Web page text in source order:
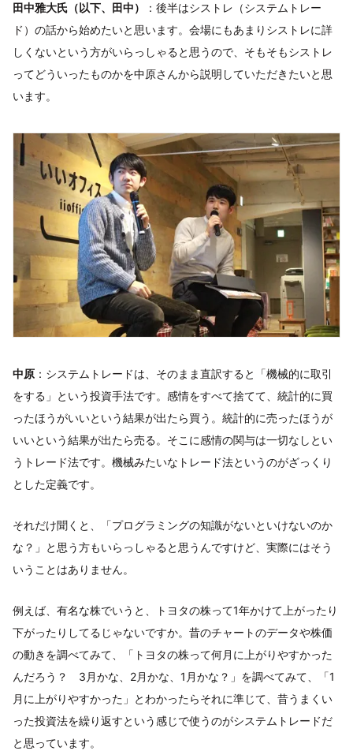
田中雅大氏（以下、田中）
：後半はシストレ（システムトレー
ド）の話から始めたいと思います。会場にもあまりシストレに詳
しくないという方がいらっしゃると思うので、そもそもシストレ
ってどういったものかを中原さんから説明していただきたいと思
います。
中原 ：システムトレードは、そのまま直訳すると「機械的に取引
をする」という投資手法です。感情をすべて捨てて、統計的に買
ったほうがいいという結果が出たら買う。統計的に売ったほうが
いいという結果が出たら売る。そこに感情の関与は一切なしとい
うトレード法です。機械みたいなトレード法というのがざっくり
とした定義です。
それだけ聞くと、「プログラミングの知識がないといけないのか
な？」と思う方もいらっしゃると思うんですけど、実際にはそう
いうことはありません。
例えば、有名な株でいうと、トヨタの株って1年かけて上がったり
下がったりしてるじゃないですか。昔のチャートのデータや株価
の動きを調べてみて、「トヨタの株って何月に上がりやすかった
んだろう？ 3月かな、2月かな、1月かな？」を調べてみて、「1
月に上がりやすかった」とわかったらそれに準じて、昔うまくい
った投資法を繰り返すという感じで使うのがシステムトレードだ
と思っています。